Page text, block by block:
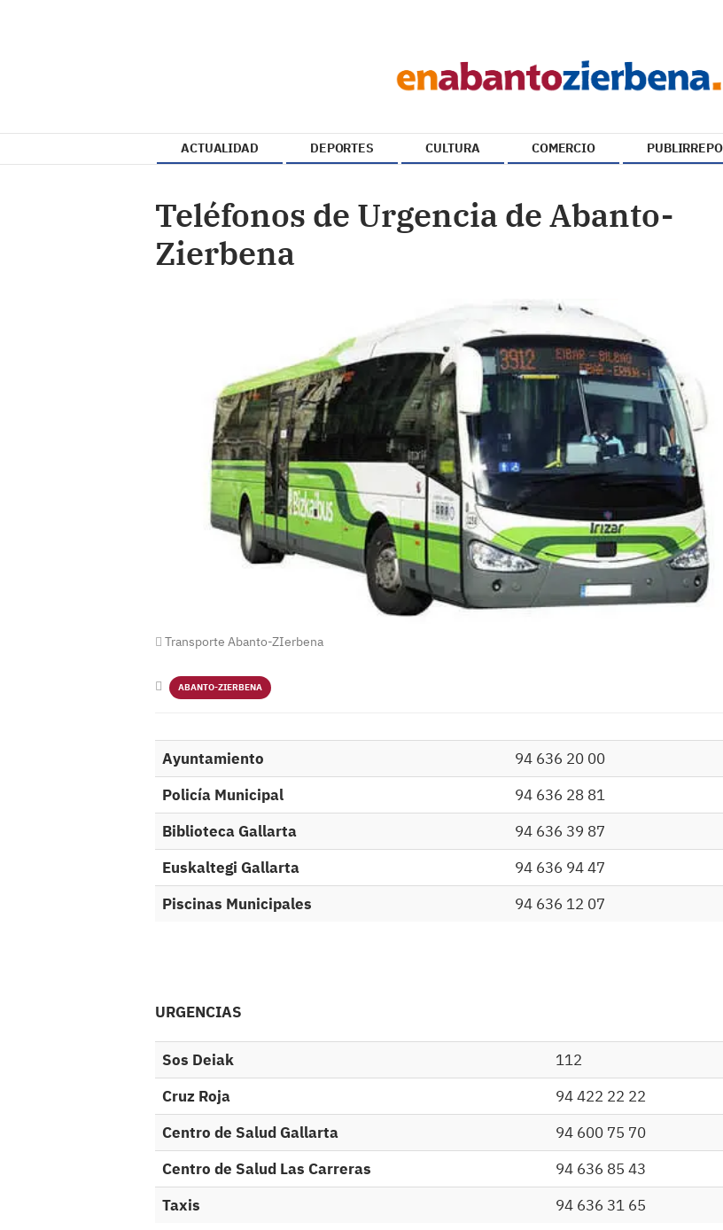
ACTUALIDAD DEPORTES CULTURA COMERCIO
Teléfonos de Urgencia de Abanto-
Zierbena
Transporte Abanto-ZIerbena
ABANTO-ZIERBENA
Ayuntamiento
94 636 20 00
Policía Municipal
94 636 28 81
Biblioteca Gallarta
94 636 39 87
Euskaltegi Gallarta
94 636 94 47
Piscinas Municipales
94 636 12 07
URGENCIAS
Sos Deiak
112
Cruz Roja
94 422 22 22
Centro de Salud Gallarta
94 600 75 70
Centro de Salud Las Carreras
94 636 85 43
Taxis
94 636 31 65